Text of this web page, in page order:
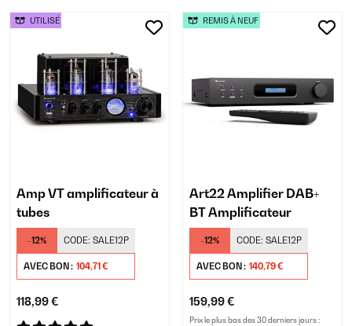
Amp VT amplificateur à
tubes
-12% CODE: SALE12P
AVEC BON : 104,71 €
118,99 €
UTILISÉ
Art22 Amplifier DAB+
BT Amplificateur
-12% CODE: SALE12P
AVEC BON : 140,79 €
159,99 €
Prix le plus bas des 30 derniers jours :
REMIS À NEUF